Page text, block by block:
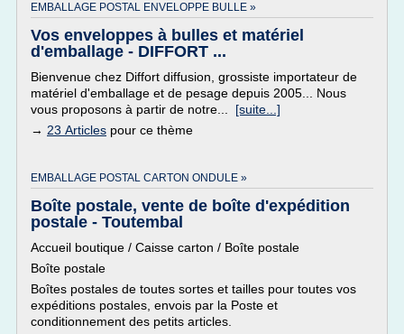
EMBALLAGE POSTAL ENVELOPPE BULLE »
Vos enveloppes à bulles et matériel
d'emballage - DIFFORT ...
Bienvenue chez Diffort diffusion, grossiste importateur de
matériel d'emballage et de pesage depuis 2005... Nous
vous proposons à partir de notre... [suite...]
→ 23 Articles pour ce thème
EMBALLAGE POSTAL CARTON ONDULE »
Boîte postale, vente de boîte d'expédition
postale - Toutembal
Accueil boutique / Caisse carton / Boîte postale
Boîte postale
Boîtes postales de toutes sortes et tailles pour toutes vos
expéditions postales, envois par la Poste et
conditionnement des petits articles.